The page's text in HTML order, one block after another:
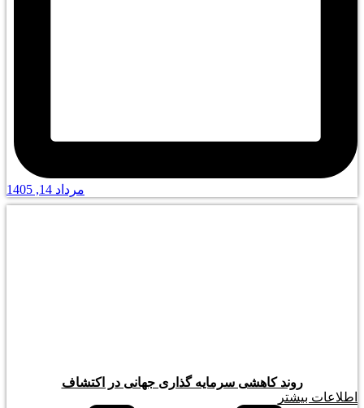
مرداد 14, 1405
روند کاهشی سرمایه گذاری جهانی در اکتشاف
اطلاعات بیشتر